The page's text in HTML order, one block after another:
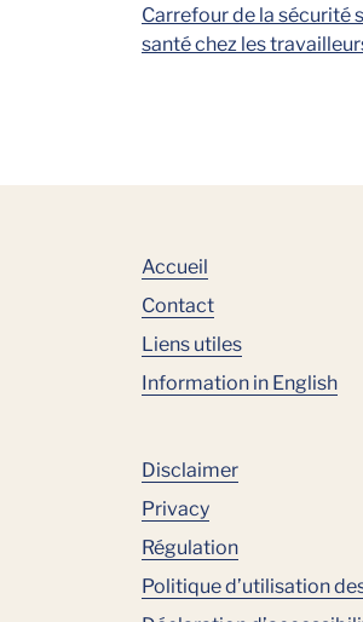
Carrefour de la sécurité
santé chez les
Accueil
Contact
Liens utiles
Information in English
Disclaimer
Privacy
Régulation
Politique d’utilisation